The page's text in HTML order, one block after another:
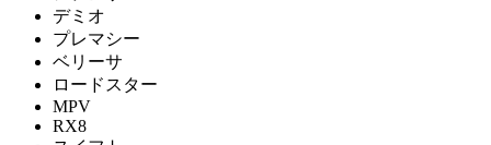
デミオ
プレマシー
ベリーサ
ロードスター
MPV
RX8